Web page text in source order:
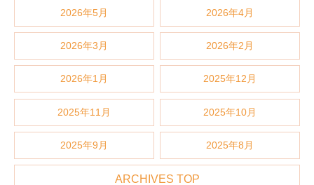
2026年5月 2026年4月
2026年3月 2026年2月
2026年1月 2025年12月
2025年11月 2025年10月
2025年9月 2025年8月
ARCHIVES TOP